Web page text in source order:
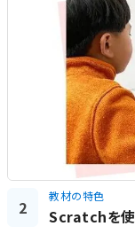
2
教材の特色
Scratchを使